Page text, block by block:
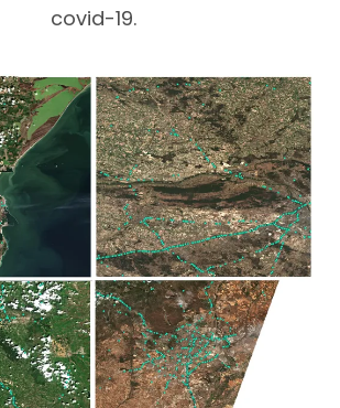
covid-19.